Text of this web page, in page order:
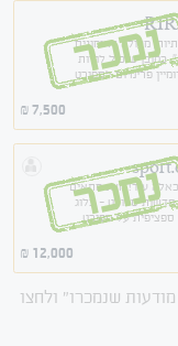
וותיק משנת 2007 וקליט 3 אותיות, מעולה לאימונים
כמובן שיכול להיות
פרימיום לספורט
נמכר
7,500
₪
כאלה עוד! משנ מתאים
חדשות ספורט - בלוג
ספציפית על ספורט
נמכר
12,000
₪
שנמכרו" ולחצו